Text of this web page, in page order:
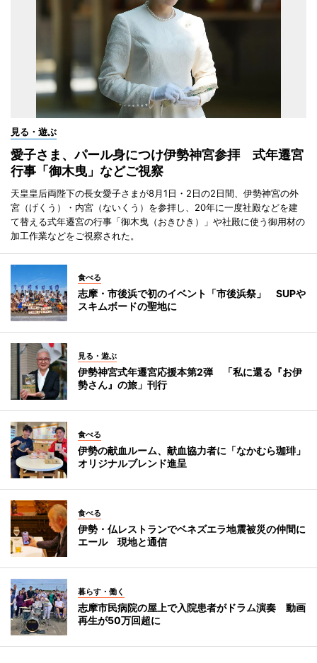
見る・遊ぶ
愛子さま、パール身につけ伊勢神宮参拝 式年遷宮
行事「御木曳」などご視察
天皇皇后両陛下の長女愛子さまが8月1日・2日の2日間、伊勢神宮の外
宮（げくう）・内宮（ないくう）を参拝し、20年に一度社殿などを建
て替える式年遷宮の行事「御木曳（おきひき）」や社殿に使う御用材の
加工作業などをご視察された。
食べる
志摩・市後浜で初のイベント「市後浜祭」 SUPや
スキムボードの聖地に
見る・遊ぶ
伊勢神宮式年遷宮応援本第2弾 「私に還る『お伊
勢さん』の旅」刊行
食べる
伊勢の献血ルーム、献血協力者に「なかむら珈琲」
オリジナルブレンド進呈
食べる
伊勢・仏レストランでベネズエラ地震被災の仲間に
エール 現地と通信
暮らす・働く
志摩市民病院の屋上で入院患者がドラム演奏 動画
再生が50万回超に